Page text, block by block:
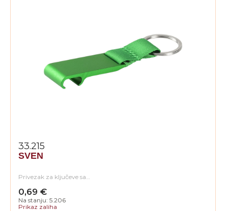
33.215
SVEN
Privezak za ključeve sa…
0,69 €
Na stanju: 5.206
Prikaz zaliha